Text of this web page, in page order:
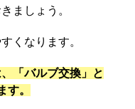
ましょう。
くなります。
「バルブ交換」と
す。